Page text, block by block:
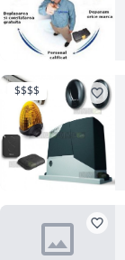
$$$$